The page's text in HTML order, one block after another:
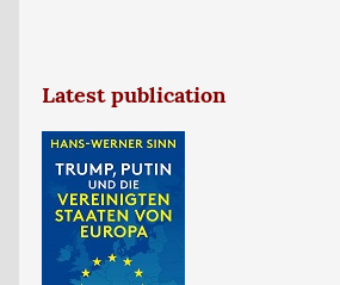
Latest publication